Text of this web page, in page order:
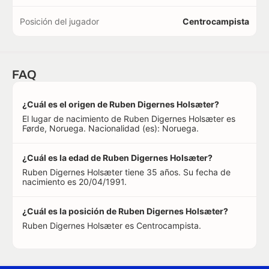
Posición del jugador Centrocampista
FAQ
¿Cuál es el origen de Ruben Digernes Holsæter?
El lugar de nacimiento de Ruben Digernes Holsæter es
Førde, Noruega. Nacionalidad (es): Noruega.
¿Cuál es la edad de Ruben Digernes Holsæter?
Ruben Digernes Holsæter tiene 35 años. Su fecha de
nacimiento es 20/04/1991.
¿Cuál es la posición de Ruben Digernes Holsæter?
Ruben Digernes Holsæter es Centrocampista.